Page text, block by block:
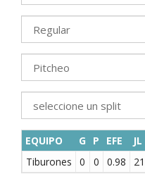
EQUIPO G P EFE JL
Tiburones
0 0 0.98 21